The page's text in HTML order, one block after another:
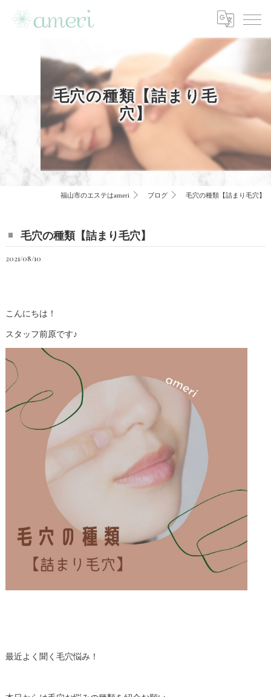
毛穴の種類【詰まり毛
穴】
福山市のエステはameri ブログ 毛穴の種類【詰まり毛穴】
毛穴の種類【詰まり毛穴】
2021/08/10
こんにちは！
スタッフ前原です♪
最近よく聞く毛穴悩み！